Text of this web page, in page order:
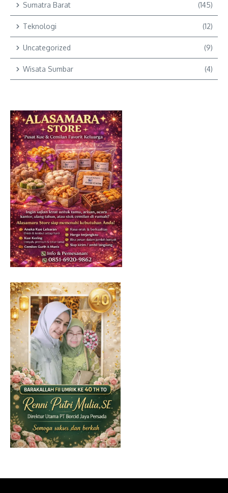
Sumatra Barat (145)
Teknologi (12)
Uncategorized (9)
Wisata Sumbar (4)